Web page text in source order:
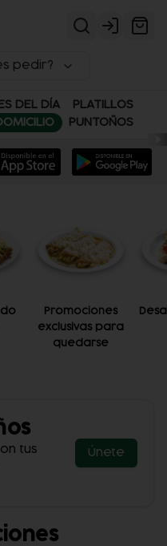
Login
pedir?
DEL DÍA
PLATILLOS
PUNTOÑOS
Promociones
exclusivas para
quedarse
tus
Únete